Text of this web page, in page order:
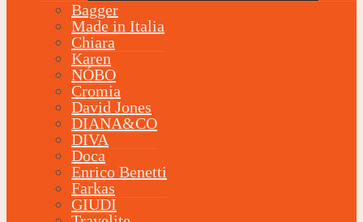
Bagger
Made in Italia
Chiara
Karen
NÓBO
Cromia
David Jones
DIANA&CO
DIVA
Doca
Enrico Benetti
Farkas
GIUDI